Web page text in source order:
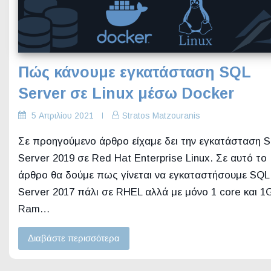
Πώς κάνουμε εγκατάσταση SQL
Server σε Linux μέσω Docker
5 Απριλίου 2021 Stratos Matzouranis
Σε προηγούμενο άρθρο είχαμε δει την εγκατάσταση
Server 2019 σε Red Hat Enterprise Linux. Σε αυτό το
άρθρο θα δούμε πως γίνεται να εγκαταστήσουμε SQL
Server 2017 πάλι σε RHEL αλλά με μόνο 1 core και
Ram…
Διαβάστε περισσότερα